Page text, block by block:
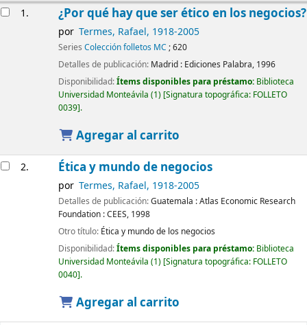
1. ¿Por qué hay que ser ético en los negocios?
por Termes, Rafael, 1918-2005
Series Colección folletos MC ; 620
Detalles de publicación: Madrid : Ediciones Palabra, 1996
Disponibilidad:Ítems disponibles para préstamo: Biblioteca
Universidad Monteávila (1) Signatura topográfica: FOLLETO
0039 .
Agregar al carrito
2. Ética y mundo de negocios
por Termes, Rafael, 1918-2005
Detalles de publicación:Guatemala :Atlas Economic Research
Foundation : CEES, 1998
Otro título: Ética y mundo de los negocios
Disponibilidad:Ítems disponibles para préstamo: Biblioteca
Universidad Monteávila (1) Signatura topográfica: FOLLETO
0040 .
Agregar al carrito